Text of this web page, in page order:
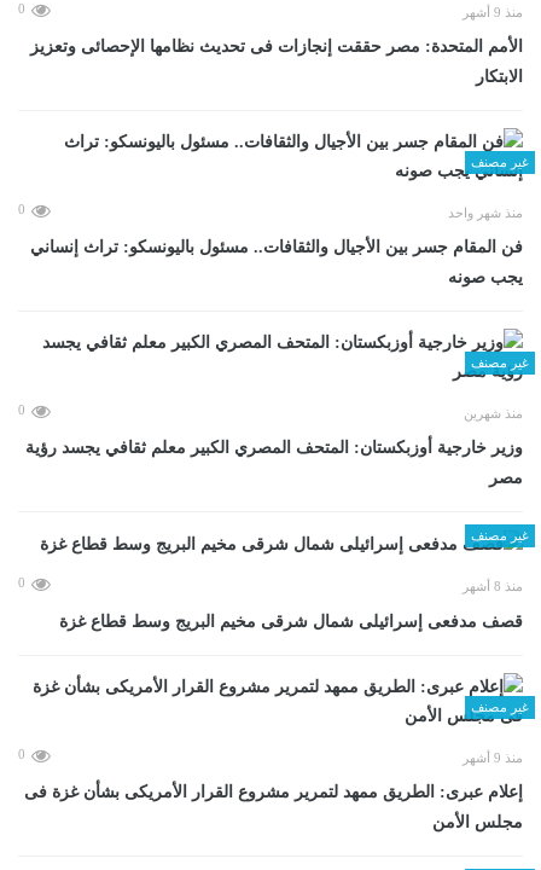
منذ 9 أشهر 0
الأمم المتحدة: مصر حققت إنجازات فى تحديث نظامها الإحصائى وتعزيز
الابتكار
غير مصنف
منذ شهر واحد 0
فن المقام جسر بين الأجيال والثقافات.. مسئول باليونسكو: تراث إنساني
يجب صونه
غير مصنف
منذ شهرين 0
وزير خارجية أوزبكستان: المتحف المصري الكبير معلم ثقافي يجسد رؤية
مصر
غير مصنف
منذ 8 أشهر 0
قصف مدفعى إسرائيلى شمال شرقى مخيم البريج وسط قطاع غزة
غير مصنف
منذ 9 أشهر 0
إعلام عبرى: الطريق ممهد لتمرير مشروع القرار الأمريكى بشأن غزة فى
مجلس الأمن